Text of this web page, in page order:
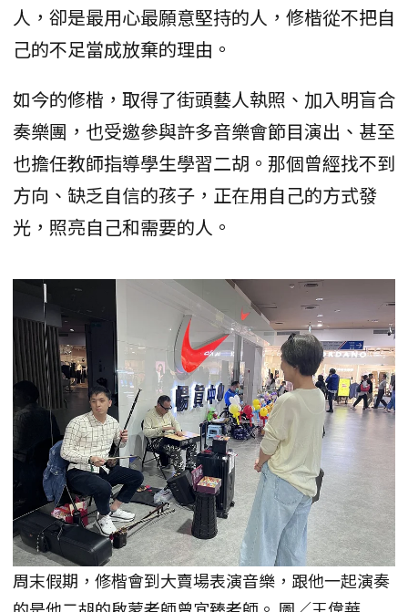
人，卻是最用心最願意堅持的人，修楷從不把自
己的不足當成放棄的理由。
如今的修楷，取得了街頭藝人執照、加入明盲合
奏樂團，也受邀參與許多音樂會節目演出、甚至
也擔任教師指導學生學習二胡。那個曾經找不到
方向、缺乏自信的孩子，正在用自己的方式發
光，照亮自己和需要的人。
周末假期，修楷會到大賣場表演音樂，跟他一起演奏